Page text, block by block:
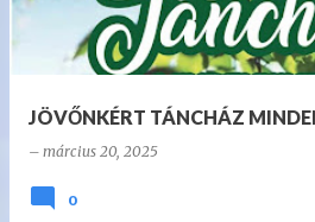
JÖVŐNKÉRT TÁNCHÁZ
– március 20, 2025
0